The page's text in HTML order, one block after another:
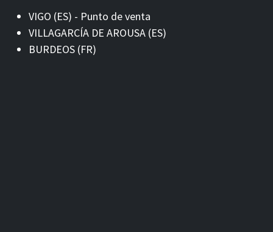
VIGO (ES) - Punto de venta
VILLAGARCÍA DE AROUSA (ES)
BURDEOS (FR)